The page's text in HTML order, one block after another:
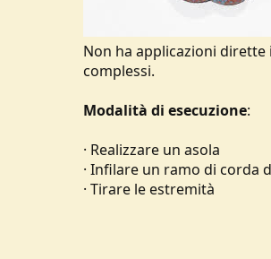
Non ha applicazioni
complessi.
Modalità di esecuzione:
· Realizzare un asola
· Infilare un ramo di corda
· Tirare le estremità